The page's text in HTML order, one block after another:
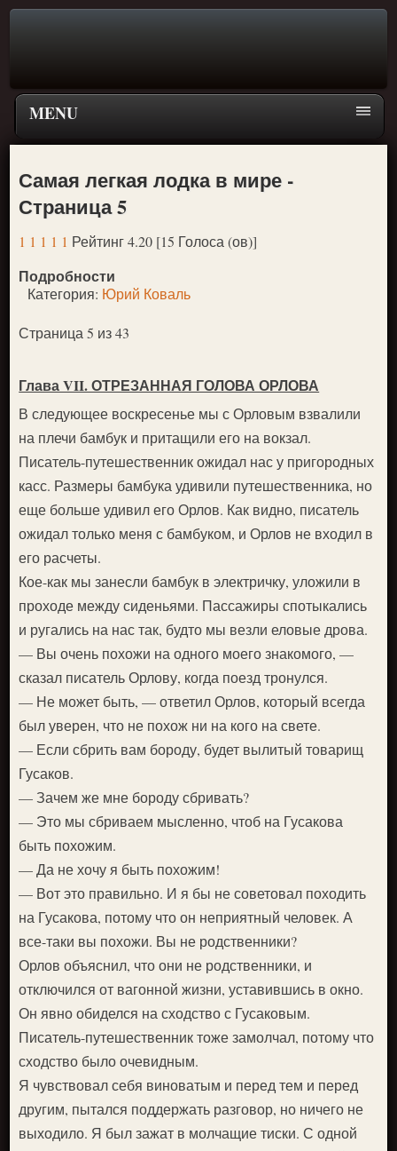
MENU
Главная страница
Поиск
ПЕРЕЙТИ К ГЛАВНОМУ МЕНЮ СКАЗОК
Новое
Популярное
Самая легкая лодка в мире -
Страница 5
1 1 1 1 1 Рейтинг 4.20 [15 Голоса (ов)]
Подробности
Категория: Юрий Коваль
Страница 5 из 43
Глава VII. ОТРЕЗАННАЯ ГОЛОВА ОРЛОВА
В следующее воскресенье мы с Орловым взвалили
на плечи бамбук и притащили его на вокзал.
Писатель-путешественник ожидал нас у пригородных
касс. Размеры бамбука удивили путешественника, но
еще больше удивил его Орлов. Как видно, писатель
ожидал только меня с бамбуком, и Орлов не входил в
его расчеты.
Кое-как мы занесли бамбук в электричку, уложили в
проходе между сиденьями. Пассажиры спотыкались
и ругались на нас так, будто мы везли еловые дрова.
— Вы очень похожи на одного моего знакомого, —
сказал писатель Орлову, когда поезд тронулся.
— Не может быть, — ответил Орлов, который всегда
был уверен, что не похож ни на кого на свете.
— Если сбрить вам бороду, будет вылитый товарищ
Гусаков.
— Зачем же мне бороду сбривать?
— Это мы сбриваем мысленно, чтоб на Гусакова
быть похожим.
— Да не хочу я быть похожим!
— Вот это правильно. И я бы не советовал походить
на Гусакова, потому что он неприятный человек. А
все-таки вы похожи. Вы не родственники?
Орлов объяснил, что они не родственники, и
отключился от вагонной жизни, уставившись в окно.
Он явно обиделся на сходство с Гусаковым.
Писатель-путешественник тоже замолчал, потому что
сходство было очевидным.
Я чувствовал себя виноватым и перед тем и перед
другим, пытался поддержать разговор, но ничего не
выходило. Я был зажат в молчащие тиски. С одной